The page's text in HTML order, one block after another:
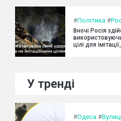
#Політика #
Вночі Росія
цілі для
У тренді
#Одеса #